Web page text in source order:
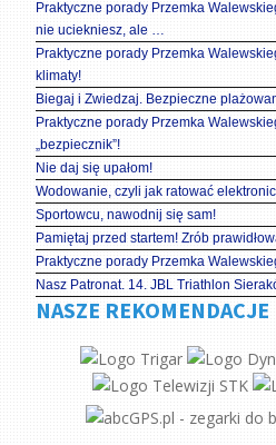
Praktyczne porady Przemka
nie uciekniesz, ale …
Praktyczne porady Przemka
klimaty!
Biegaj i Zwiedzaj. Bezpieczne
Praktyczne porady Przemka
„bezpiecznik”!
Nie daj się upałom!
Wodowanie, czyli jak ratować
Sportowcu, nawodnij się sam!
Pamiętaj przed startem! Zrób
Praktyczne porady Przemka
Nasz Patronat. 14. JBL Triathlon
NASZE REKOMENDACJE